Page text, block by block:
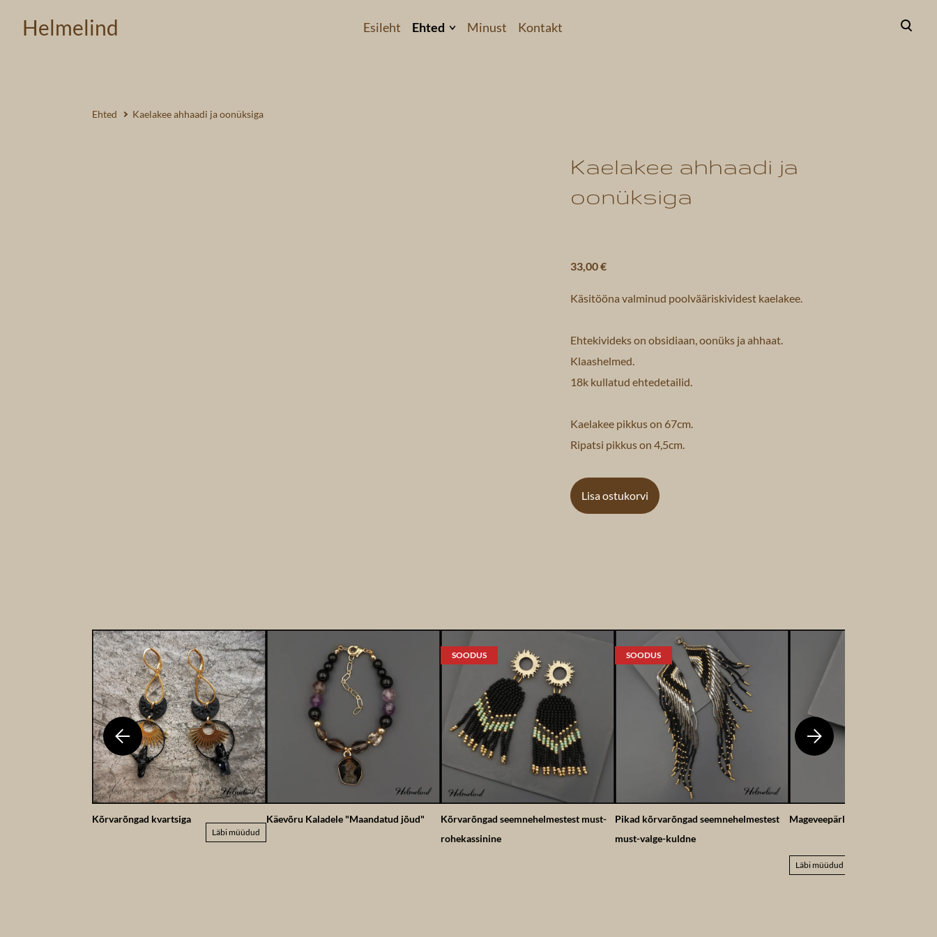
Helmelind Esileht Ehted Minust Kontakt
Ehted Kaelakee ahhaadi ja oonüksiga
Kaelakee ahhaadi ja
oonüksiga
33,00 €
Käsitööna valminud poolvääriskividest kaelakee.
Ehtekivideks on obsidiaan, oonüks ja ahhaat.
Klaashelmed.
18k kullatud ehtedetailid.
Kaelakee pikkus on 67cm.
Ripatsi pikkus on 4,5cm.
Lisa ostukorvi
Kõrvarõngad kvartsiga
Läbi müüdud
Käevõru Kaladele "Maandatud jõud"
SOODUS
Kõrvarõngad seemnehelmestest must-
rohekassinine
SOODUS
Pikad kõrvarõngad seemnehelmestest
must-valge-kuldne
Mageveepärli kobaraga
Läbi müüdud